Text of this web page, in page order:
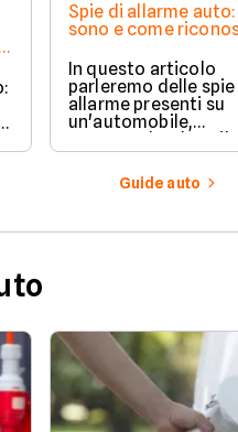
Spie di allarme
sono e come
In questo articolo
parleremo delle
allarme presenti su
un'automobile,
comprendendone il
significato una per
questo modo sarà
sapere quale
in ogni situazione.
Guide auto